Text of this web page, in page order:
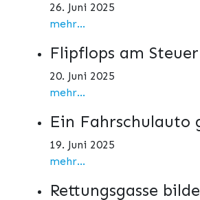
26. Juni 2025
mehr...
Flipflops am
20. Juni 2025
mehr...
Ein Fahrschulauto
19. Juni 2025
mehr...
Rettungsgasse